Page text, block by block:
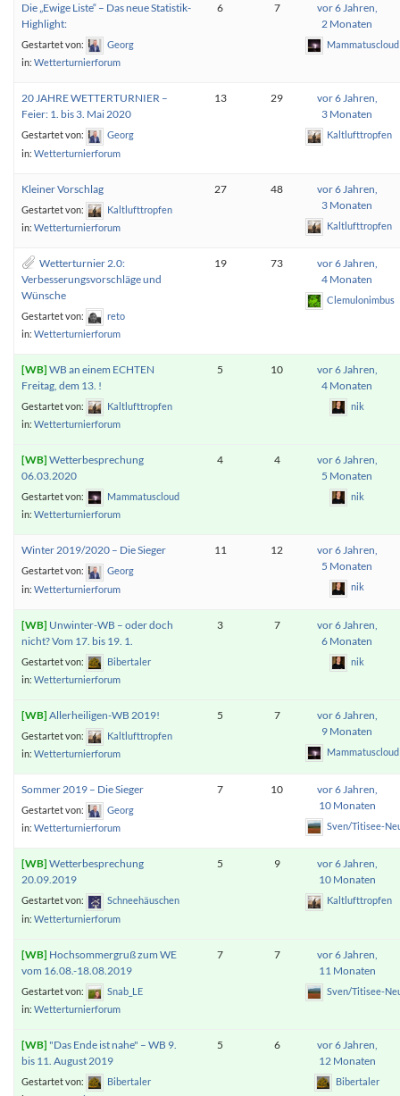
Die „Ewige Liste“ – Das neue Statistik-
Highlight:
Gestartet von:
Georg
in: Wetterturnierforum
6 7
vor 6 Jahren,
2 Monaten
Mammatuscloud
20 JAHRE WETTERTURNIER –
Feier: 1. bis 3. Mai 2020
Gestartet von:
Georg
in: Wetterturnierforum
13 29
vor 6 Jahren,
3 Monaten
Kaltlufttropfen
Kleiner Vorschlag
Gestartet von:
Kaltlufttropfen
in: Wetterturnierforum
27 48
vor 6 Jahren,
3 Monaten
Kaltlufttropfen
Wetterturnier 2.0:
Verbesserungsvorschläge und
Wünsche
Gestartet von:
reto
in: Wetterturnierforum
19 73
vor 6 Jahren,
4 Monaten
Clemulonimbus
WB an einem ECHTEN
Freitag, dem 13. !
Gestartet von:
Kaltlufttropfen
in: Wetterturnierforum
5 10
vor 6 Jahren,
4 Monaten
nik
Wetterbesprechung
06.03.2020
Gestartet von:
Mammatuscloud
in: Wetterturnierforum
4 4
vor 6 Jahren,
5 Monaten
nik
Winter 2019/2020 – Die Sieger
Gestartet von:
Georg
in: Wetterturnierforum
11 12
vor 6 Jahren,
5 Monaten
nik
Unwinter-WB – oder doch
nicht? Vom 17. bis 19. 1.
Gestartet von:
Bibertaler
in: Wetterturnierforum
3 7
vor 6 Jahren,
6 Monaten
nik
Allerheiligen-WB 2019!
Gestartet von:
Kaltlufttropfen
in: Wetterturnierforum
5 7
vor 6 Jahren,
9 Monaten
Mammatuscloud
Sommer 2019 – Die Sieger
Gestartet von:
Georg
in: Wetterturnierforum
7 10
vor 6 Jahren,
10 Monaten
Sven/Titisee-
Wetterbesprechung
20.09.2019
Gestartet von:
Schneehäuschen
in: Wetterturnierforum
5 9
vor 6 Jahren,
10 Monaten
Kaltlufttropfen
Hochsommergruß zum WE
vom 16.08.-18.08.2019
Gestartet von:
Snab_LE
in: Wetterturnierforum
7 7
vor 6 Jahren,
11 Monaten
Sven/Titisee-
"Das Ende ist nahe" – WB 9.
bis 11. August 2019
Gestartet von:
Bibertaler
5 6
vor 6 Jahren,
12 Monaten
Bibertaler